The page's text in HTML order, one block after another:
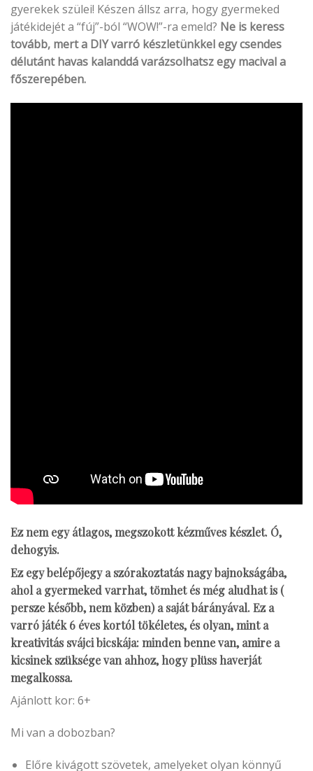
gyerekek szülei! Készen állsz arra, hogy gyermeked
játékidejét a “fúj”-ból “WOW!”-ra emeld? Ne is keress
tovább, mert a DIY varró készletünkkel egy csendes
délutánt havas kalanddá varázsolhatsz egy macival a
főszerepében.
Ez nem egy átlagos, megszokott kézműves készlet. Ó,
dehogyis.
Ez egy belépőjegy a szórakoztatás nagy bajnokságába,
ahol a gyermeked varrhat, tömhet és még aludhat is (
persze később, nem közben) a saját bárányával. Ez a
varró játék 6 éves kortól tökéletes, és olyan, mint a
kreativitás svájci bicskája: minden benne van, amire a
kicsinek szüksége van ahhoz, hogy plüss haverját
megalkossa.
Ajánlott kor: 6+
Mi van a dobozban?
Előre kivágott szövetek, amelyeket olyan könnyű